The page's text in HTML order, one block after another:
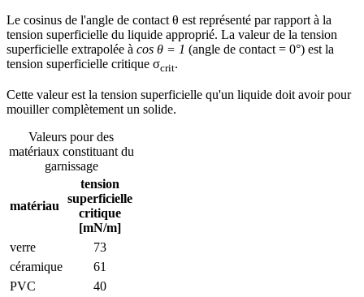
Le cosinus de l'angle de contact θ est représenté par rapport à la
tension superficielle du liquide approprié. La valeur de la tension
superficielle extrapolée à cos θ = 1 (angle de contact = 0°) est la
tension superficielle critique σcrit.
Cette valeur est la tension superficielle qu'un liquide doit avoir pour
mouiller complètement un solide.
Valeurs pour des
matériaux constituant du
garnissage
matériau
tension
superficielle
critique
[mN/m]
verre
73
céramique
61
PVC
40